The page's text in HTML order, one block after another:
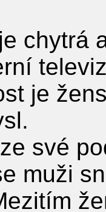
chytrá
je
své
muži